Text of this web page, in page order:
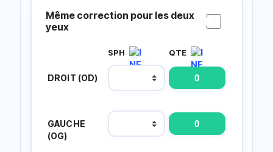
Même correction pour les deux
yeux
SPH QTE
DROIT (OD)
GAUCHE
(OG)